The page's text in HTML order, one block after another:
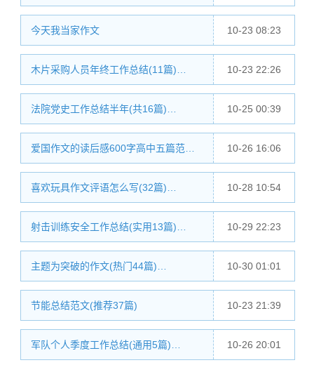
今天我当家作文 10-23 08:23
木片采购人员年终工作总结(11篇)… 10-23 22:26
法院党史工作总结半年(共16篇)… 10-25 00:39
爱国作文的读后感600字高中五篇范… 10-26 16:06
喜欢玩具作文评语怎么写(32篇)… 10-28 10:54
射击训练安全工作总结(实用13篇)… 10-29 22:23
主题为突破的作文(热门44篇)… 10-30 01:01
节能总结范文(推荐37篇) 10-23 21:39
军队个人季度工作总结(通用5篇)… 10-26 20:01